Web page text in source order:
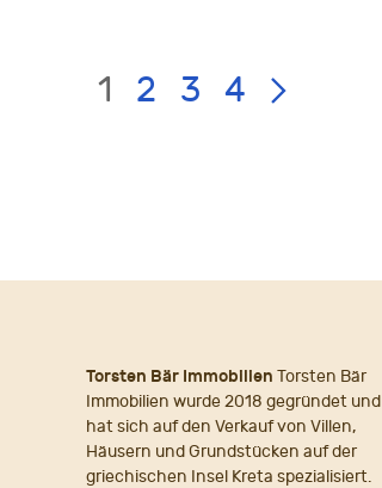
LIST
Page:
1 2 3 4
Torsten Bär Immobilien Torsten Bär
Immobilien wurde 2018 gegründet und
hat sich auf den Verkauf von Villen,
Häusern und Grundstücken auf der
griechischen Insel Kreta spezialisiert.